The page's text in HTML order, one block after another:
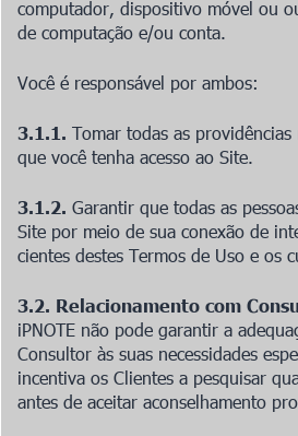
computador, dispositivo móvel ou
de computação e/ou conta.
Você é responsável por ambos:
3.1.1. Tomar todas as providências
que você tenha acesso ao Site.
3.1.2. Garantir que todas as
Site por meio de sua conexão de
cientes destes Termos de Uso e os
3.2. Relacionamento com
iPNOTE não pode garantir a
Consultor às suas necessidades
incentiva os Clientes a pesquisar
antes de aceitar aconselhamento